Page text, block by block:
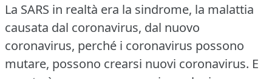
La SARS in realtà era la sindrome, la malattia
causata dal coronavirus, dal nuovo
coronavirus, perché i coronavirus possono
mutare, possono crearsi nuovi coronavirus. E